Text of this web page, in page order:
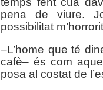
pena de viure.
possibilitat
–L’home que té
cafè– és com
posa al costat de